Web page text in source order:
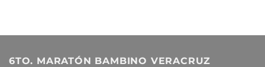
6TO. MARATÓN BAMBINO VERACRUZ